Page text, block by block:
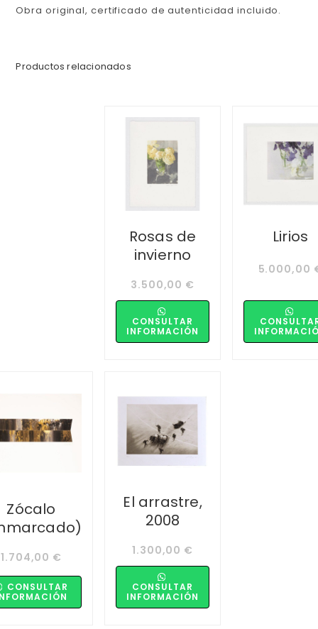
Obra original, certificado de autenticidad incluido.
Productos relacionados
Rosas de
invierno
3.500,00 €
CONSULTAR
INFORMACIÓN
Lirios
5.000,00
Zócalo
1.704,00 €
CONSULTAR
El arrastre,
2008
1.300,00 €
CONSULTAR
INFORMACIÓN